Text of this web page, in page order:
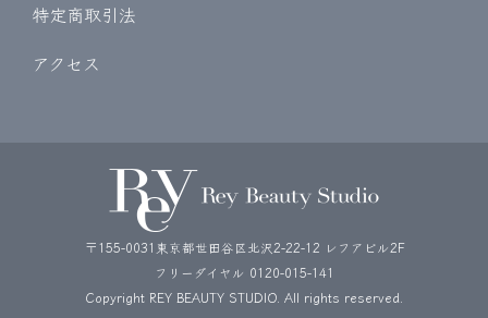
特定商取引法
アクセス
〒155-0031東京都世田谷区北沢2-22-12 レフアビル2F
フリーダイヤル 0120-015-141
Copyright REY BEAUTY STUDIO. All rights reserved.